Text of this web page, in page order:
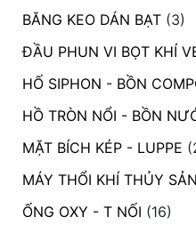
BĂNG KEO DÁN BẠT (3)
ĐẦU PHUN VI BỌT KHÍ
HỐ SIPHON - BỒN
HỒ TRÒN NỔI - BỒN
MẶT BÍCH KÉP - LUPPE
MÁY THỔI KHÍ THỦY SẢN
ỐNG OXY - T NỐI (16)